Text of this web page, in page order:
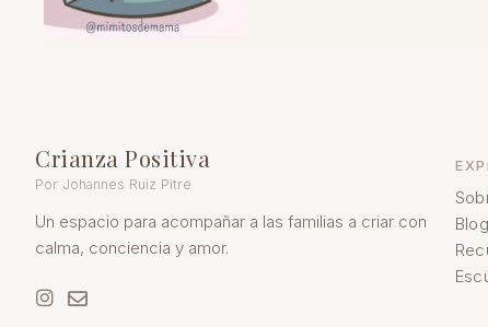
Crianza Positiva
Por Johannes Ruiz Pitre
Un espacio para acompañar a las familias a criar con
calma, conciencia y amor.
Blog